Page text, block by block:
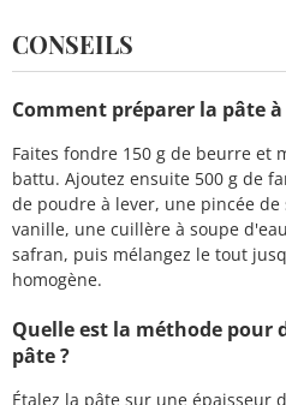
CONSEILS
Comment préparer la pâte
Faites fondre 150 g de beurre et
battu. Ajoutez ensuite 500 g de
de poudre à lever, une pincée
vanille, une cuillère à soupe
safran, puis mélangez le tout
homogène.
Quelle est la méthode pour
pâte ?
Étalez la pâte sur une épaisseur